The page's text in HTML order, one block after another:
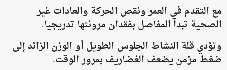
مع التقدم في العمر ونقص الحركة والعادات غير
الصحية تبدأ المفاصل بفقدان مرونتها تدريجيا.
وتؤدي قلة النشاط الجلوس الطويل أو الوزن الزائد إلى
ضغط مزمن يضعف الغضاريف بمرور الوقت.